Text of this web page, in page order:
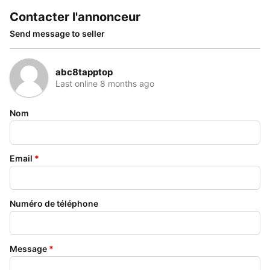
Contacter l'annonceur
Send message to seller
abc8tapptop
Last online 8 months ago
Nom
Email *
Numéro de téléphone
Message *